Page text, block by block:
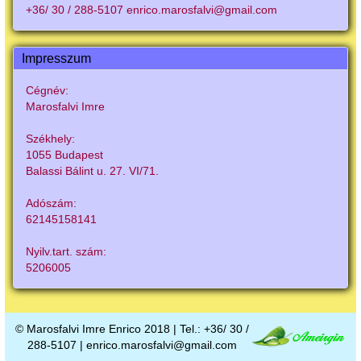
+36/ 30 / 288-5107 enrico.marosfalvi@gmail.com
Impresszum
Cégnév:
Marosfalvi Imre
Székhely:
1055 Budapest
Balassi Bálint u. 27. VI/71.
Adószám:
62145158141
Nyilv.tart. szám:
5206005
© Marosfalvi Imre Enrico 2018 | Tel.: +36/ 30 /
288-5107 | enrico.marosfalvi@gmail.com